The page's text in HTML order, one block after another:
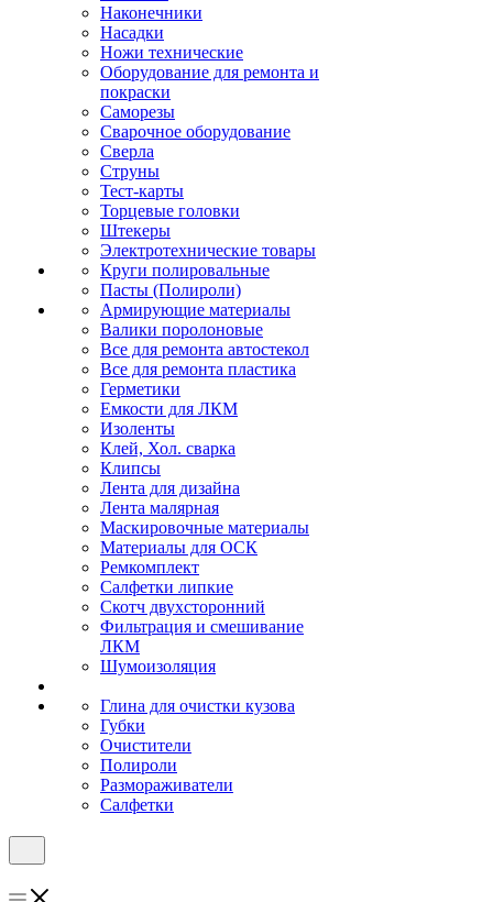
Наконечники
Насадки
Ножи технические
Оборудование для ремонта и
покраски
Саморезы
Сварочное оборудование
Сверла
Струны
Тест-карты
Торцевые головки
Штекеры
Электротехнические товары
Круги полировальные
Пасты (Полироли)
Армирующие материалы
Валики поролоновые
Все для ремонта автостекол
Все для ремонта пластика
Герметики
Емкости для ЛКМ
Изоленты
Клей, Хол. сварка
Клипсы
Лента для дизайна
Лента малярная
Маскировочные материалы
Материалы для ОСК
Ремкомплект
Салфетки липкие
Скотч двухсторонний
Фильтрация и смешивание
ЛКМ
Шумоизоляция
Глина для очистки кузова
Губки
Очистители
Полироли
Размораживатели
Салфетки